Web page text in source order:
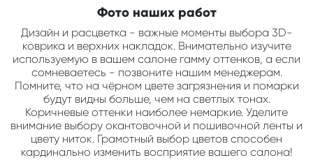
Фото наших работ
Дизайн и расцветка - важные моменты выбора 3D-
коврика и верхних накладок. Внимательно изучите
используемую в вашем салоне гамму оттенков, а если
сомневаетесь - позвоните нашим менеджерам.
Помните, что на чёрном цвете загрязнения и помарки
будут видны больше, чем на светлых тонах.
Коричневые оттенки наиболее немаркие. Уделите
внимание выбору окантовочной и пошивочной ленты и
цвету ниток. Грамотный выбор цветов способен
кардинально изменить восприятие вашего салона!